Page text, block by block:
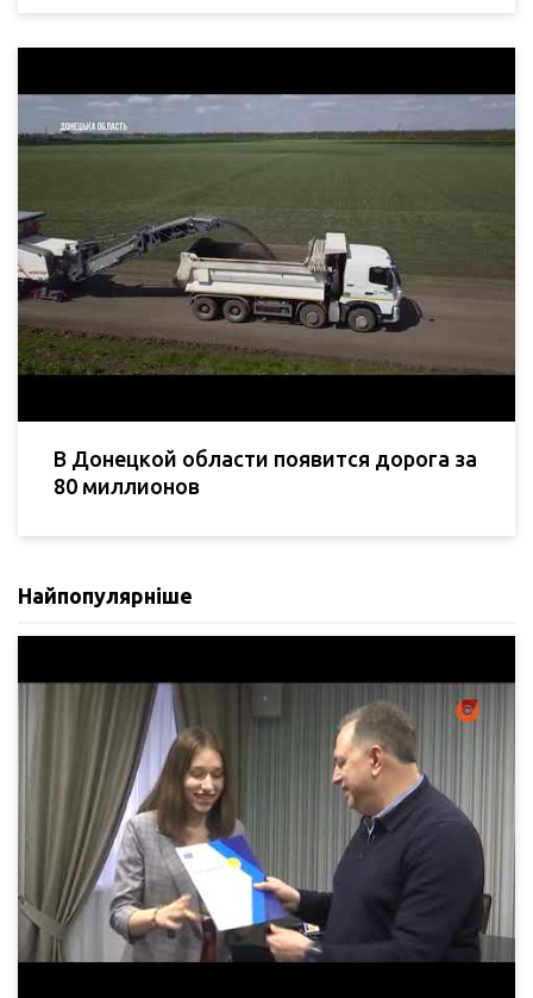
В Донецкой области появится дорога за
80 миллионов
Найпопулярніше